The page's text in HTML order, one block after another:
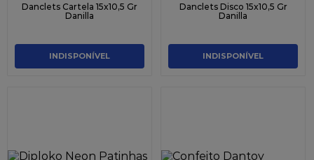
Danclets Cartela 15x10,5 Gr
Danilla
INDISPONÍVEL
Danclets Disco 15x10,5 Gr
Danilla
INDISPONÍVEL